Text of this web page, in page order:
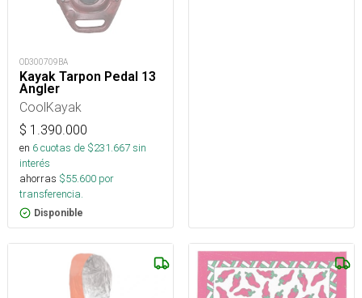
OD300709BA
Kayak Tarpon Pedal 13
Angler
CoolKayak
$ 1.390.000
en 6cuotas de $231.667sin
interés
ahorras $55.600 por
transferencia.
Disponible